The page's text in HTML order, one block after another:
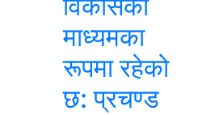
माध्यमका
रूपमा रहेको
छ: प्रचण्ड